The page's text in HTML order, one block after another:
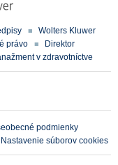
Wolters Kluwer
právo
Direktor
v zdravotníctve
podmienky
Nastavenie súborov cookies